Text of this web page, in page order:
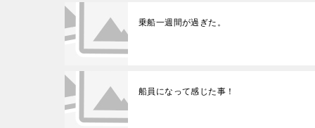
乗船一週間が過ぎた。
船員になって感じた事！